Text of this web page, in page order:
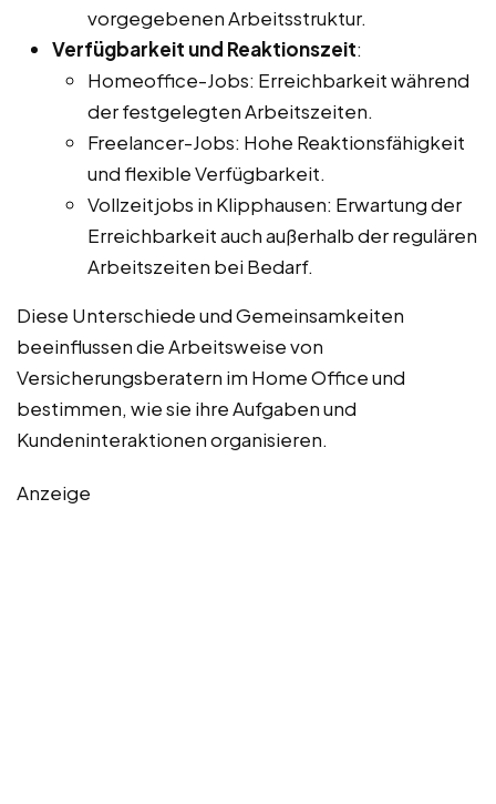
vorgegebenen Arbeitsstruktur.
Verfügbarkeit und Reaktionszeit:
Homeoffice-Jobs: Erreichbarkeit während
der festgelegten Arbeitszeiten.
Freelancer-Jobs: Hohe Reaktionsfähigkeit
und flexible Verfügbarkeit.
Vollzeitjobs in Klipphausen: Erwartung der
Erreichbarkeit auch außerhalb der regulären
Arbeitszeiten bei Bedarf.
Diese Unterschiede und Gemeinsamkeiten
beeinflussen die Arbeitsweise von
Versicherungsberatern im Home Office und
bestimmen, wie sie ihre Aufgaben und
Kundeninteraktionen organisieren.
Anzeige